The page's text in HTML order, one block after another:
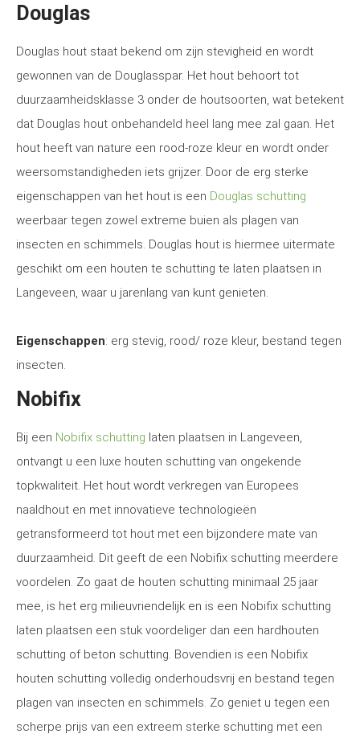
Douglas
Douglas hout staat bekend om zijn stevigheid en wordt
gewonnen van de Douglasspar. Het hout behoort tot
duurzaamheidsklasse 3 onder de houtsoorten, wat betekent
dat Douglas hout onbehandeld heel lang mee zal gaan. Het
hout heeft van nature een rood-roze kleur en wordt onder
weersomstandigheden iets grijzer. Door de erg sterke
eigenschappen van het hout is een Douglas schutting
weerbaar tegen zowel extreme buien als plagen van
insecten en schimmels. Douglas hout is hiermee uitermate
geschikt om een houten te schutting te laten plaatsen in
Langeveen, waar u jarenlang van kunt genieten.
Eigenschappen: erg stevig, rood/ roze kleur, bestand tegen
insecten.
Nobifix
Bij een Nobifix schutting laten plaatsen in Langeveen,
ontvangt u een luxe houten schutting van ongekende
topkwaliteit. Het hout wordt verkregen van Europees
naaldhout en met innovatieve technologieën
getransformeerd tot hout met een bijzondere mate van
duurzaamheid. Dit geeft de een Nobifix schutting meerdere
voordelen. Zo gaat de houten schutting minimaal 25 jaar
mee, is het erg milieuvriendelijk en is een Nobifix schutting
laten plaatsen een stuk voordeliger dan een hardhouten
schutting of beton schutting. Bovendien is een Nobifix
houten schutting volledig onderhoudsvrij en bestand tegen
plagen van insecten en schimmels. Zo geniet u tegen een
scherpe prijs van een extreem sterke schutting met een